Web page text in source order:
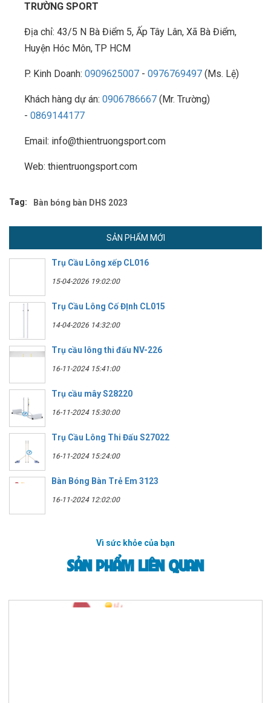
TRƯỜNG SPORT
Địa chỉ: 43/5 N Bà Điểm 5, Ấp Tây Lân, Xã Bà Điểm,
Huyện Hóc Môn, TP HCM
P. Kinh Doanh: 0909625007 - 0976769497 (Ms. Lệ)
Khách hàng dự án: 0906786667 (Mr. Trường)
- 0869144177
Email: info@thientruongsport.com
Web: thientruongsport.com
Tag: Bàn bóng bàn DHS 2023
SẢN PHẨM MỚI
Trụ Cầu Lông xếp CL016
15-04-2026 19:02:00
Trụ Cầu Lông Cố ĐỊnh CL015
14-04-2026 14:32:00
Trụ cầu lông thi đấu NV-226
16-11-2024 15:41:00
Trụ cầu mây S28220
16-11-2024 15:30:00
Trụ Cầu Lông Thi Đấu S27022
16-11-2024 15:24:00
Bàn Bóng Bàn Trẻ Em 3123
16-11-2024 12:02:00
Vì sức khỏe của bạn
SẢN PHẨM LIÊN QUAN